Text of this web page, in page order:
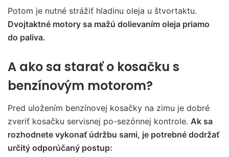
Potom je nutné strážiť hladinu oleja u štvortaktu.
Dvojtaktné motory sa mažú dolievaním oleja priamo
do paliva.
A ako sa starať o kosačku s
benzínovým motorom?
Pred uložením benzínovej kosačky na zimu je dobré
zveriť kosačku servisnej po-sezónnej kontrole. Ak sa
rozhodnete vykonať údržbu sami, je potrebné dodržať
určitý odporúčaný postup: